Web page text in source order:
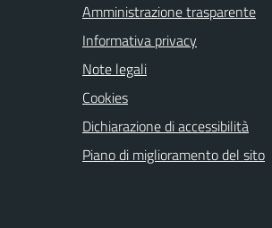
Amministrazione trasparente
Informativa privacy
Note legali
Cookies
Dichiarazione di accessibilità
Piano di miglioramento del sito